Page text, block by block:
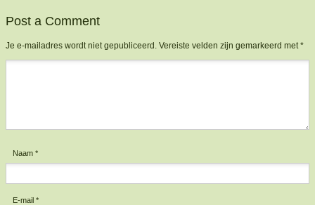
Post a Comment
Je e-mailadres wordt niet gepubliceerd. Vereiste velden zijn gemarkeerd met*
Naam *
E-mail *